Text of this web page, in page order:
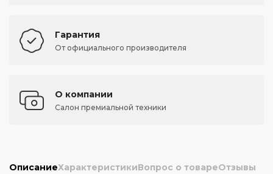
Гарантия
От официального производителя
О компании
Салон премиальной техники
ОписаниеХарактеристикиВопрос о товареОтзывы